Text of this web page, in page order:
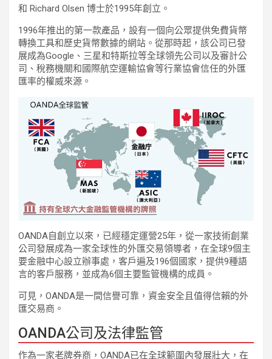
和 Richard Olsen 博士於1995年創立。
1996年推出的第一款產品，設有一個向公眾提供免費貨幣
轉換工具和歷史貨幣數據的網站。從那時起，該公司已發
展成為Google、三星和特斯拉等全球領先公司以及審計公
司、稅務機關和國際航空運輸協會等行業協會信任的外匯
匯率的權威來源。
OANDA自創立以來，已經穩定運營25年，從一家技術創業
公司發展成為一家全球性的外匯交易領導者，在全球9個主
要金融中心設立辦事處，客戶遍及196個國家，提供9種語
言的客戶服務，並成為6個主要監管機構的成員。
可見，OANDA是一間信譽可靠，資金安全且值得信賴的外
匯交易商。
OANDA公司及法律監管
作為一家老牌券商，OANDA已在全球範圍內發展壯大，在